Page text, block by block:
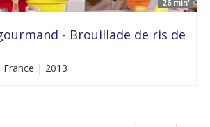
26 min'
- Brouillade de ris de
| 2013